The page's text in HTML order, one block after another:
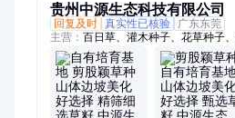
贵州中源生态科技有限公司
回复及时 真实性已核验
广东东莞
主营： 百日草、灌木种子、花草种子
草籽草种子、景观花海草籽、花卉种
矮牵牛种子、苦荬菜种子、苏丹草草
种子、甜高粱牧草种子、护坡绿化四季